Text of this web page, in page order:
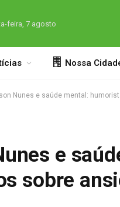
feira, 7 agosto
Nossa
Nunes e saúde mental:
e
sobre